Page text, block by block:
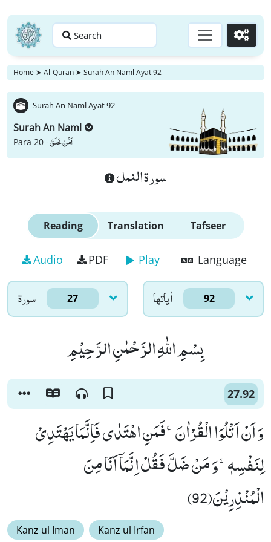
Search Go
Home ➤ Al-Quran ➤ Surah An Naml Ayat 92
Surah An Naml Ayat 92
Surah An Naml
Para 20 -اَمَّنْ خَلَقَ
سورة النمل
Reading Translation Tafseer
Audio PDF Play Language
سورۃ 27 اٰياتها 92
بِسْمِ اللّٰهِ الرَّحْمٰنِ الرَّحِیْمِ
27.92
وَ اَنْ اَتْلُوَا الْقُرْاٰنَۚ-فَمَنِ اهْتَدٰى فَاِنَّمَا یَهْتَدِیْ
لِنَفْسِهٖۚ-وَ مَنْ ضَلَّ فَقُلْ اِنَّمَاۤ اَنَا مِنَ
الْمُنْذِرِیْنَ(92)
Kanz ul Iman Kanz ul Irfan